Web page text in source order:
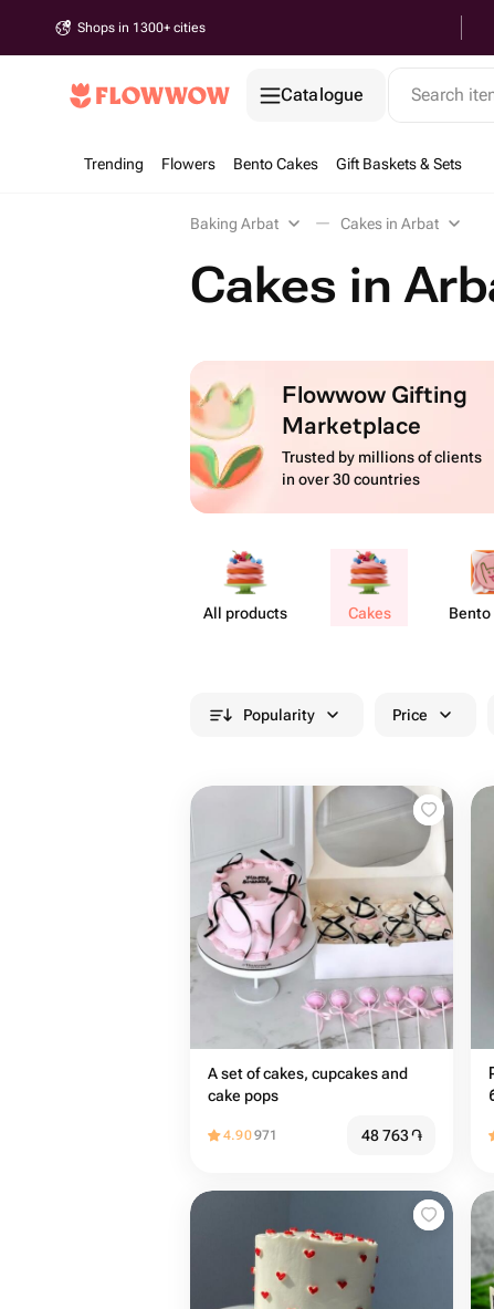
Shops in 1300+ cities
Catalogue Search
Trending Flowers Bento Cakes Gift Baskets & Sets
Baking Arbat Cakes in Arbat
Cakes in
Flowwow Gifting
Marketplace
Trusted by millions of clients
in over 30 countries
All products Cakes Bento
Popularity Price
A set of cakes, cupcakes and
cake pops
4.90971 48 763֏